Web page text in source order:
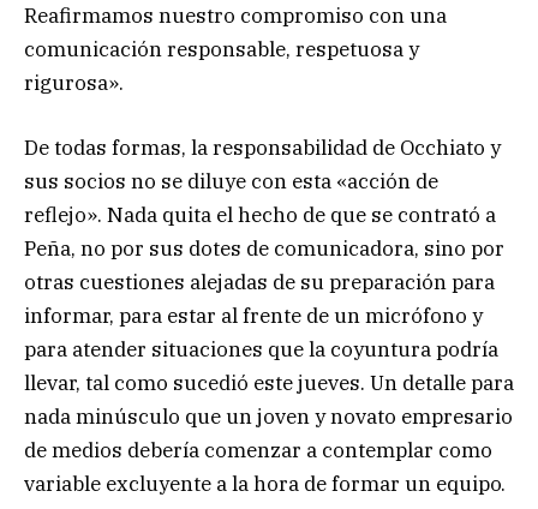
Reafirmamos nuestro compromiso con una
comunicación responsable, respetuosa y
rigurosa».
De todas formas, la responsabilidad de Occhiato y
sus socios no se diluye con esta «acción de
reflejo». Nada quita el hecho de que se contrató a
Peña, no por sus dotes de comunicadora, sino por
otras cuestiones alejadas de su preparación para
informar, para estar al frente de un micrófono y
para atender situaciones que la coyuntura podría
llevar, tal como sucedió este jueves. Un detalle para
nada minúsculo que un joven y novato empresario
de medios debería comenzar a contemplar como
variable excluyente a la hora de formar un equipo.